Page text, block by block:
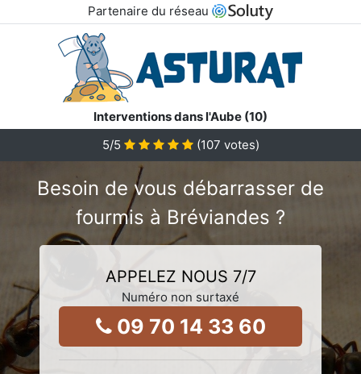
Partenaire du réseau
Interventions dans l'Aube (10)
5/5 (107 votes)
Besoin de vous débarrasser de
fourmis à Bréviandes ?
APPELEZ NOUS 7/7
Numéro non surtaxé
09 70 14 33 60